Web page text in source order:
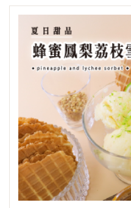
伴侶!!旁邊的水果依照喜愛
這樣誕生了~本次使用蜂蜜
見的優質食材。✨ 多元吃
口感綿密。配菜：清蒸、
品：南瓜派、南瓜濃湯，
存、方便運送，全年皆可
盛產期!!今天就讓我們用這
又常見的南瓜濃湯吧!!秋天
暖胃!!材料蜂蜜南瓜濃湯
頭：3-5瓣④ 蜂蜜：少許⑤
鮮奶：200ml⑧ 鮮奶油：
粒：少許製作蜂蜜南瓜濃
鹽巴、黑胡椒粒、橄欖油
而後翻面再烤25分鐘。②
加入少許橄欖油，倒入蒜
瓜、洋蔥加入鍋中。④ 倒
觀